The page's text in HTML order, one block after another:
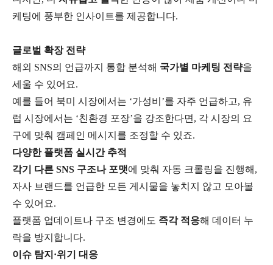
케팅에 풍부한 인사이트를 제공합니다.
글로벌 확장 전략
해외 SNS의 언급까지 통합 분석해 국가별 마케팅 전략을
세울 수 있어요.
예를 들어 북미 시장에서는 ‘가성비’를 자주 언급하고, 유
럽 시장에서는 ‘친환경 포장’을 강조한다면, 각 시장의 요
구에 맞춰 캠페인 메시지를 조정할 수 있죠.
다양한 플랫폼 실시간 추적
각기 다른 SNS 구조나 포맷에 맞춰 자동 크롤링을 진행해,
자사 브랜드를 언급한 모든 게시물을 놓치지 않고 모아볼
수 있어요.
플랫폼 업데이트나 구조 변경에도 즉각 적응해 데이터 누
락을 방지합니다.
이슈 탐지·위기 대응